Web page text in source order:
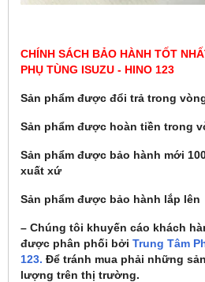
CHÍNH SÁCH BẢO HÀNH TỐT
PHỤ TÙNG ISUZU - HINO 123
Sản phẩm được đổi trả trong
Sản phẩm được hoàn tiền trong
Sản phẩm được bảo hành mới
xuất xứ
Sản phẩm được bảo hành lắp lên
– Chúng tôi khuyến cáo khách
được phân phối bởi Trung Tâm
123. Để tránh mua phải những
lượng trên thị trường.